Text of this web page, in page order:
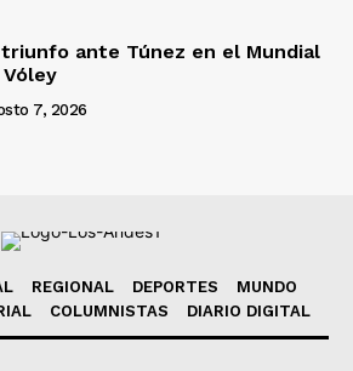
ante Túnez en el Mundial
Vóley
7, 2026
REGIONAL DEPORTES
MUNDO
COLUMNISTAS DIARIO DIGITAL